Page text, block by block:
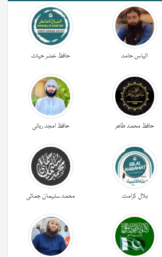
الیاس حامد حافظ خضر حیات
حافظ محمد طاھر حافظ امجد ربانی
بلال کرامت محمد سلیمان جمالی